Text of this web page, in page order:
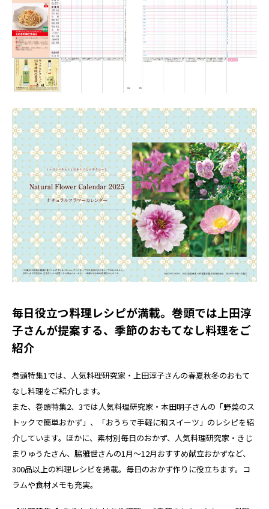
毎日役立つ料理レシピが満載。巻頭では上田淳
子さんが提案する、季節のおもてなし料理をご
紹介
巻頭特集1では、人気料理研究家・上田淳子さんの春夏秋冬のおもて
なし料理をご紹介します。
また、巻頭特集2、3では人気料理研究家・本田明子さんの「野菜のス
トックで簡単おかず」、「おうちで手軽に和スイーツ」のレシピを紹
介しています。ほかに、素材別毎日のおかず、人気料理研究家・きじ
まりゅうたさん、脇雅世さんの1月～12月おすすめ献立おかずなど、
300品以上の料理レシピを掲載。毎日のおかず作りに役立ちます。コ
ラムや食材メモも充実。